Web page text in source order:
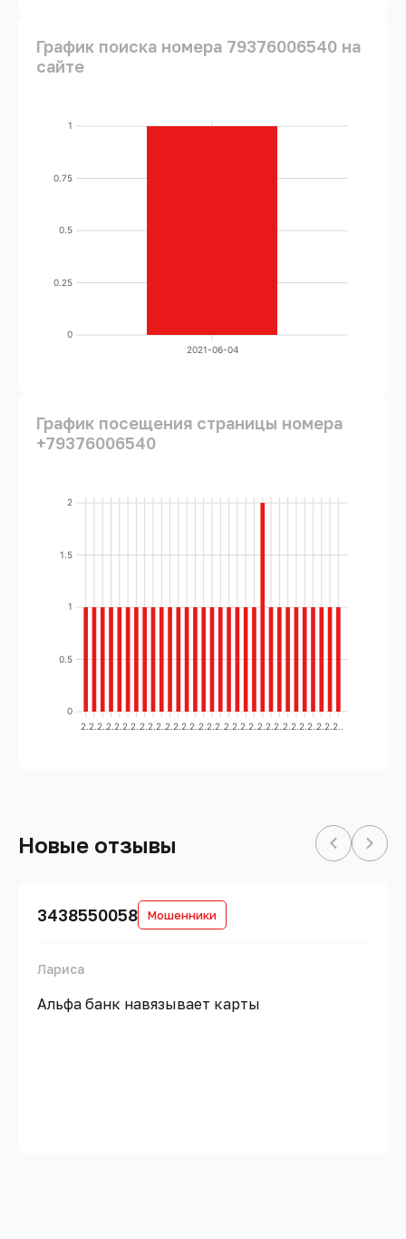
График поиска номера 79376006540 на
сайте
0
0.25
0.5
0.75
1
2021-06-04
График посещения страницы номера
+79376006540
0
0.5
1
1.5
2
2..2..2..2..2..2..2..2..2..2..2..2..2..2..2..2..2..2..2..2..2..2..2..2..2..2..2..2..2..2..2..
Новые отзывы
3438550058 Мошенники
Лариса
Альфа банк навязывает карты